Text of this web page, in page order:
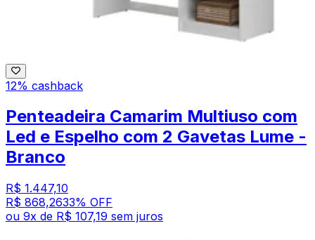
12% cashback
Penteadeira Camarim Multiuso com
Led e Espelho com 2 Gavetas Lume -
Branco
R$ 1.447,10
R$ 868,2633% OFF
ou 9x de R$ 107,19 sem juros